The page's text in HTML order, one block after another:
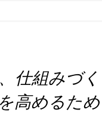
下げよう。 しかし、
ん。 なぜなら現代の
く、“どう認識されて
す。 つまり、問題は商
のです。 例えば、お
はもちろん重要で
てもらうことはでき
仕組みづく
高めるため